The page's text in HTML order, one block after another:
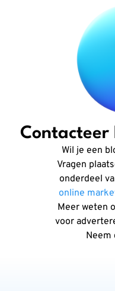
Contacteer
Wil je een
Vragen
onderdeel
online
Meer weten
voor
Neem